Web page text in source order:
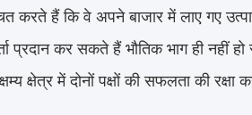
करते हैं कि वे अपने बाजार में लाए गए
कर सकते हैं भौतिक भाग ही नहीं हो
क्षेत्र में दोनों पक्षों की सफलता की रक्षा